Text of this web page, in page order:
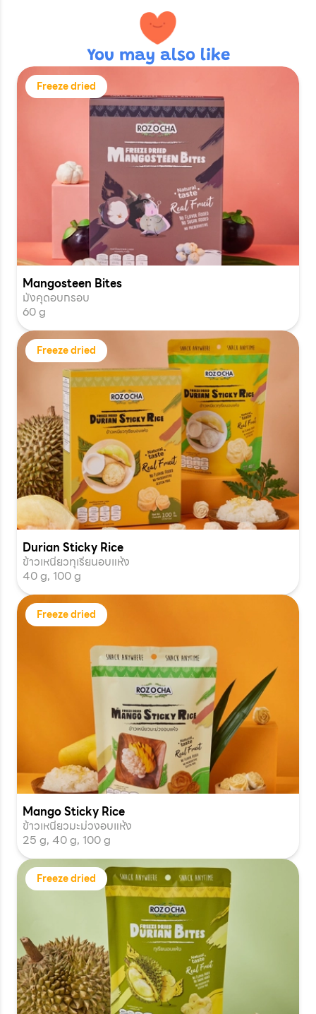
You may also like
Freeze dried
Mangosteen Bites
มังคุดอบกรอบ
60 g
Freeze dried
Durian Sticky Rice
ข้าวเหนียวทุเรียนอบแห้ง
40 g, 100 g
Freeze dried
Mango Sticky Rice
ข้าวเหนียวมะม่วงอบแห้ง
25 g, 40 g, 100 g
Freeze dried